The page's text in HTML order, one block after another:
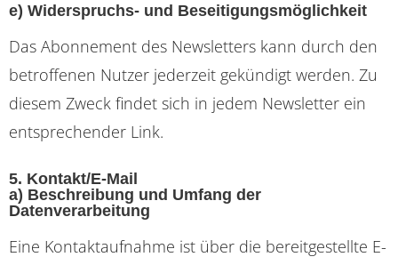
e) Widerspruchs- und Beseitigungsmöglichkeit
Das Abonnement des Newsletters kann durch den
betroffenen Nutzer jederzeit gekündigt werden. Zu
diesem Zweck findet sich in jedem Newsletter ein
entsprechender Link.
5. Kontakt/E-Mail
a) Beschreibung und Umfang der
Datenverarbeitung
Eine Kontaktaufnahme ist über die bereitgestellte E-